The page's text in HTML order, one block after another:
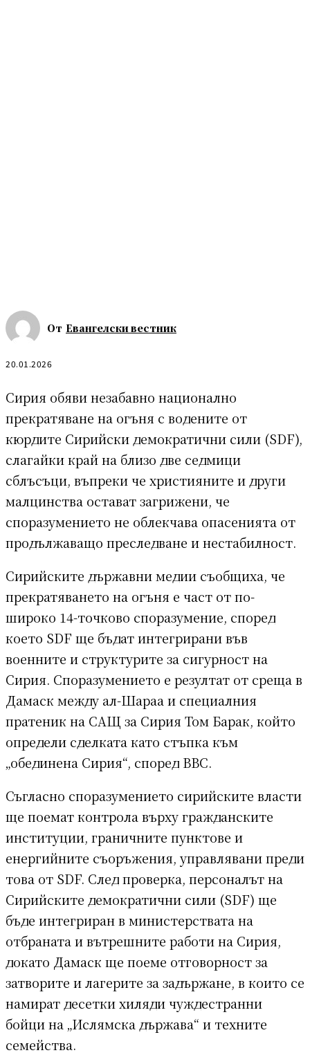
От Евангелски вестник
20.01.2026
Сирия обяви незабавно национално
прекратяване на огъня с водените от
кюрдите Сирийски демократични сили (SDF),
слагайки край на близо две седмици
сблъсъци, въпреки че християните и други
малцинства остават загрижени, че
споразумението не облекчава опасенията от
продължаващо преследване и нестабилност.
Сирийските държавни медии съобщиха, че
прекратяването на огъня е част от по-
широко 14-точково споразумение, според
което SDF ще бъдат интегрирани във
военните и структурите за сигурност на
Сирия. Споразумението е резултат от среща в
Дамаск между ал-Шараа и специалния
пратеник на САЩ за Сирия Том Барак, който
определи сделката като стъпка към
„обединена Сирия“, според BBC.
Съгласно споразумението сирийските власти
ще поемат контрола върху гражданските
институции, граничните пунктове и
енергийните съоръжения, управлявани преди
това от SDF. След проверка, персоналът на
Сирийските демократични сили (SDF) ще
бъде интегриран в министерствата на
отбраната и вътрешните работи на Сирия,
докато Дамаск ще поеме отговорност за
затворите и лагерите за задържане, в които се
намират десетки хиляди чуждестранни
бойци на „Ислямска държава“ и техните
семейства.